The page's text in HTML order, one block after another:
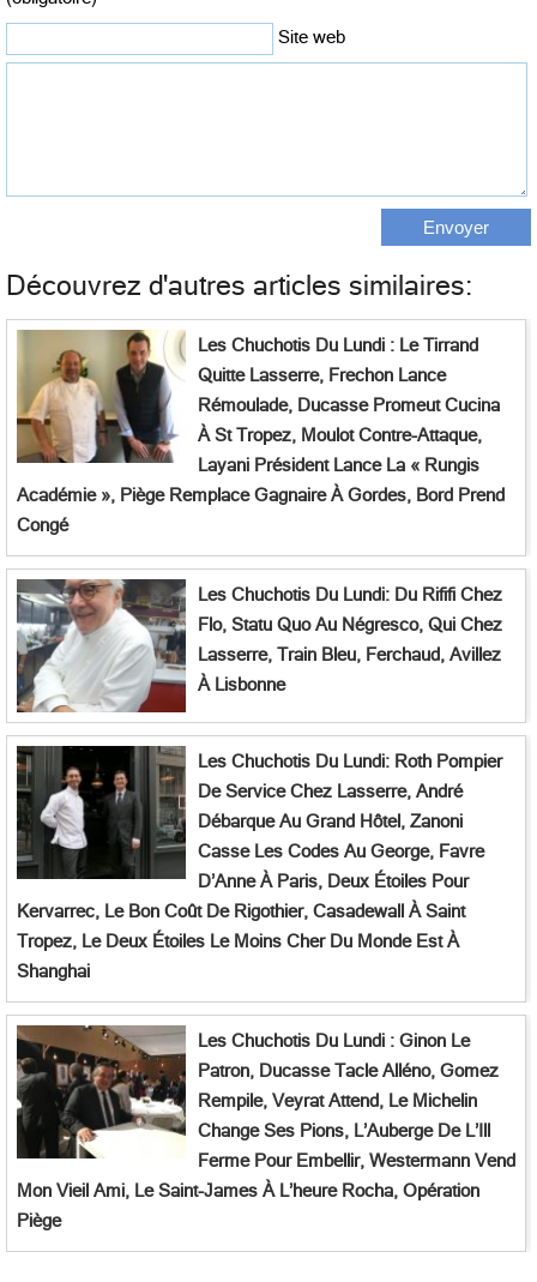
Site web
Découvrez d'autres articles similaires:
Les Chuchotis Du Lundi : Le Tirrand
Quitte Lasserre, Frechon Lance
Rémoulade, Ducasse Promeut Cucina
À St Tropez, Moulot Contre-Attaque,
Layani Président Lance La « Rungis
Académie », Piège Remplace Gagnaire À Gordes, Bord Prend
Congé
Les Chuchotis Du Lundi: Du Rififi Chez
Flo, Statu Quo Au Négresco, Qui Chez
Lasserre, Train Bleu, Ferchaud, Avillez
À Lisbonne
Les Chuchotis Du Lundi: Roth Pompier
De Service Chez Lasserre, André
Débarque Au Grand Hôtel, Zanoni
Casse Les Codes Au George, Favre
D’Anne À Paris, Deux Étoiles Pour
Kervarrec, Le Bon Coût De Rigothier, Casadewall À Saint
Tropez, Le Deux Étoiles Le Moins Cher Du Monde Est À
Shanghai
Les Chuchotis Du Lundi : Ginon Le
Patron, Ducasse Tacle Alléno, Gomez
Rempile, Veyrat Attend, Le Michelin
Change Ses Pions, L’Auberge De L’Ill
Ferme Pour Embellir, Westermann Vend
Mon Vieil Ami, Le Saint-James À L’heure Rocha, Opération
Piège